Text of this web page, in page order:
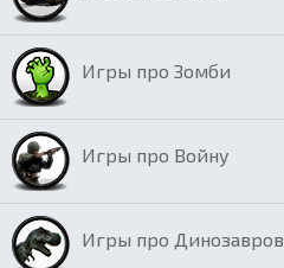
Игры про Зомби
Игры про Войну
Игры про Динозавров